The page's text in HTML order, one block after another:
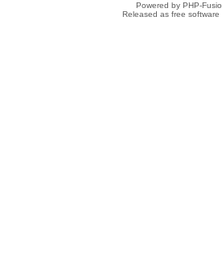
Powered by PHP-
Released as free